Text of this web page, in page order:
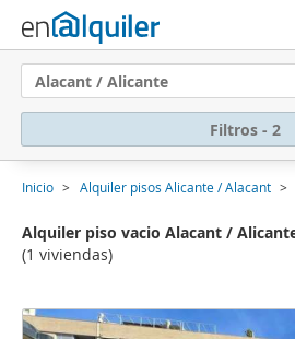
Alacant / Alicante
Filtros - 2
Inicio Alquiler pisos Alicante / Alacant
Alquiler piso vacio Alacant /
(1 viviendas)